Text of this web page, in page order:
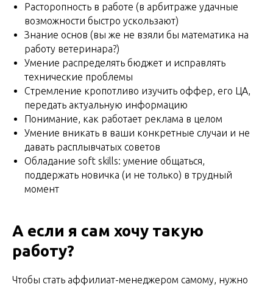
Расторопность в работе (в арбитраже удачные
возможности быстро ускользают)
Знание основ (вы же не взяли бы математика на
работу ветеринара?)
Умение распределять бюджет и исправлять
технические проблемы
Стремление кропотливо изучить оффер, его ЦА,
передать актуальную информацию
Понимание, как работает реклама в целом
Умение вникать в ваши конкретные случаи и не
давать расплывчатых советов
Обладание soft skills: умение общаться,
поддержать новичка (и не только) в трудный
момент
А если я сам хочу такую
работу?
Чтобы стать аффилиат-менеджером самому, нужно